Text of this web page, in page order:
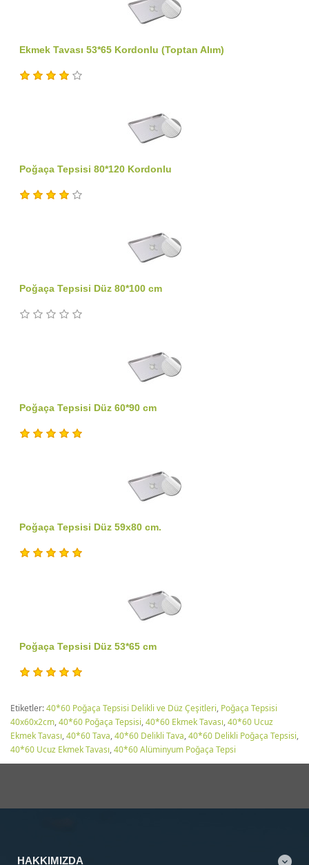
Ekmek Tavası 53*65 Kordonlu (Toptan Alım)
Poğaça Tepsisi 80*120 Kordonlu
Poğaça Tepsisi Düz 80*100 cm
Poğaça Tepsisi Düz 60*90 cm
Poğaça Tepsisi Düz 59x80 cm.
Poğaça Tepsisi Düz 53*65 cm
Etiketler:40*60 Poğaça Tepsisi Delikli ve Düz Çeşitleri, Poğaça Tepsisi
40x60x2cm,40*60 Poğaça Tepsisi,40*60 Ekmek Tavası,40*60 Ucuz
Ekmek Tavası,40*60 Tava,40*60 Delikli Tava,40*60 Delikli Poğaça Tepsisi,
40*60 Ucuz Ekmek Tavası,40*60 Alüminyum Poğaça Tepsi
HAKKIMIZDA